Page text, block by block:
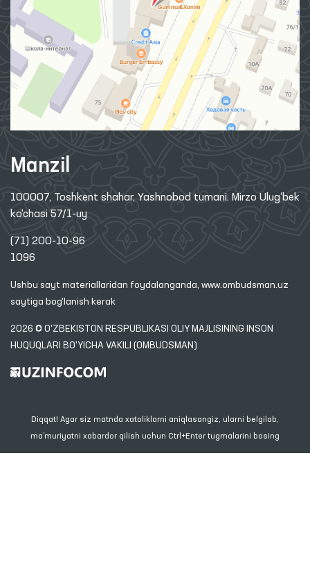
Manzil
100007, Toshkent shahar, Yashnobod tumani. Mirzo Ulug‘bek
ko‘chasi 57/1-uy
(71) 200-10-96
1096
Ushbu sayt materiallaridan foydalanganda, www.ombudsman.uz
saytiga bog'lanish kerak
2026 © O'ZBEKISTON RESPUBLIKASI OLIY MAJLISINING INSON
HUQUQLARI BO'YICHA VAKILI (OMBUDSMAN)
Diqqat! Agar siz matnda xatoliklarni aniqlasangiz, ularni belgilab,
ma’muriyatni xabardor qilish uchun Ctrl+Enter tugmalarini bosing